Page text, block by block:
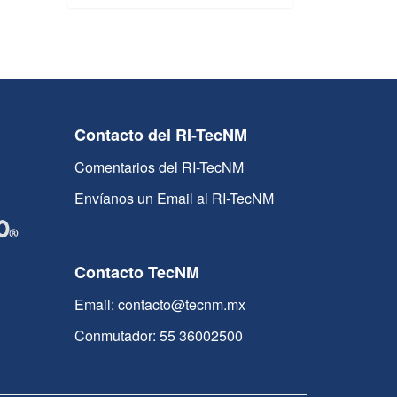
Contacto del RI-TecNM
Comentarios del RI-TecNM
Envíanos un Email al RI-TecNM
Contacto TecNM
Email: contacto@tecnm.mx
Conmutador: 55 36002500